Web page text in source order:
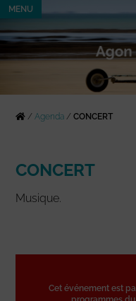
MENU
/Agenda /CONCERT
CONCERT
Musique.
Cet événement est